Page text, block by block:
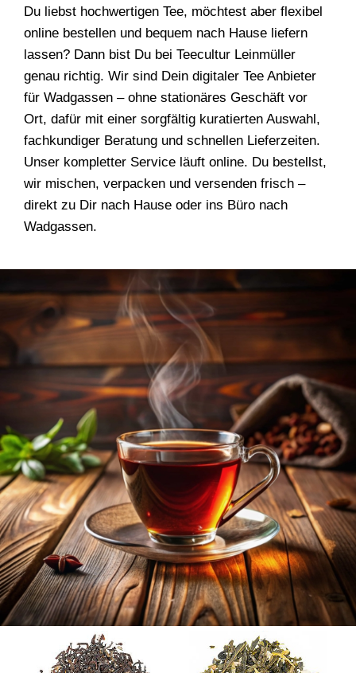
Du liebst hochwertigen Tee, möchtest aber flexibel
online bestellen und bequem nach Hause liefern
lassen? Dann bist Du bei Teecultur Leinmüller
genau richtig. Wir sind Dein digitaler Tee Anbieter
für Wadgassen – ohne stationäres Geschäft vor
Ort, dafür mit einer sorgfältig kuratierten Auswahl,
fachkundiger Beratung und schnellen Lieferzeiten.
Unser kompletter Service läuft online. Du bestellst,
wir mischen, verpacken und versenden frisch –
direkt zu Dir nach Hause oder ins Büro nach
Wadgassen.